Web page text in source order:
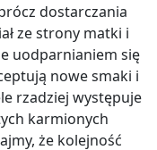
przygotuj
kiedy zmięknie
5 cm. Owoce
rozdrobnij i
dostarczania
ze strony matki i
uodparnianiem się
nowe smaki i
rzadziej występuje
karmionych
że kolejność